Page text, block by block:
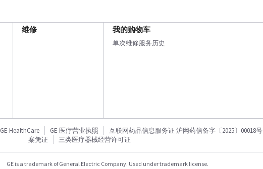
维修 我的购物车
单次维修服务历史
GE HealthCare GE 医疗营业执照 互联网药品信息服务证 沪网药信备字〔2025〕00018号
案凭证
三类医疗器械经营许可证
GE is a trademark of General Electric Company. Used under trademark license.